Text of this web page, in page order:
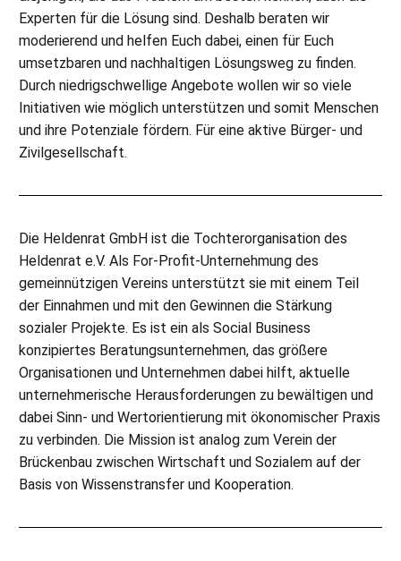
Experten für die Lösung sind. Deshalb beraten wir
moderierend und helfen Euch dabei, einen für Euch
umsetzbaren und nachhaltigen Lösungsweg zu finden.
Durch niedrigschwellige Angebote wollen wir so viele
Initiativen wie möglich unterstützen und somit Menschen
und ihre Potenziale fördern. Für eine aktive Bürger- und
Zivilgesellschaft.
Die Heldenrat GmbH ist die Tochterorganisation des
Heldenrat e.V. Als For-Profit-Unternehmung des
gemeinnützigen Vereins unterstützt sie mit einem Teil
der Einnahmen und mit den Gewinnen die Stärkung
sozialer Projekte. Es ist ein als Social Business
konzipiertes Beratungsunternehmen, das größere
Organisationen und Unternehmen dabei hilft, aktuelle
unternehmerische Herausforderungen zu bewältigen und
dabei Sinn- und Wertorientierung mit ökonomischer Praxis
zu verbinden. Die Mission ist analog zum Verein der
Brückenbau zwischen Wirtschaft und Sozialem auf der
Basis von Wissenstransfer und Kooperation.